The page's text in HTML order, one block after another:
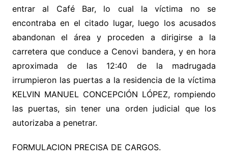
entrar al Café Bar, lo cual la víctima no se
encontraba en el citado lugar, luego los acusados
abandonan el área y proceden a dirigirse a la
carretera que conduce a Cenovi bandera, y en hora
aproximada de las 12:40 de la madrugada
irrumpieron las puertas a la residencia de la víctima
KELVIN MANUEL CONCEPCIÓN LÓPEZ, rompiendo
las puertas, sin tener una orden judicial que los
autorizaba a penetrar.
FORMULACION PRECISA DE CARGOS.